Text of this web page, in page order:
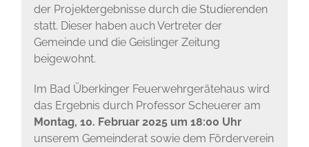
der Projektergebnisse durch die Studierenden
statt. Dieser haben auch Vertreter der
Gemeinde und die Geislinger Zeitung
beigewohnt.
Im Bad Überkinger Feuerwehrgerätehaus wird
das Ergebnis durch Professor Scheuerer am
Montag, 10. Februar 2025 um 18:00 Uhr
unserem Gemeinderat sowie dem Förderverein